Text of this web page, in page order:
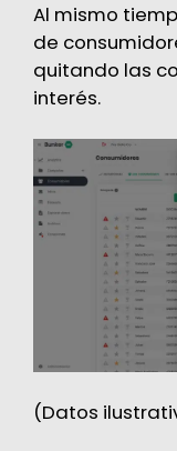
Al mismo
de
quitando las
interés.
(Datos